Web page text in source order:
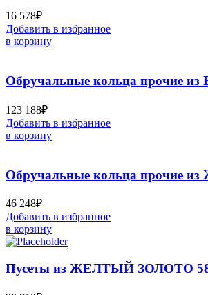
16 578₽
Добавить в избранное
в корзину
Обручальные кольца прочие
123 188₽
Добавить в избранное
в корзину
Обручальные кольца прочие
46 248₽
Добавить в избранное
в корзину
Пусеты из ЖЕЛТЫЙ ЗОЛОТО